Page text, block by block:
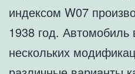
индексом W07
1938 год. Автомобиль
нескольких